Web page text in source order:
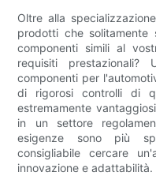
Oltre alla
prodotti che solitamente
componenti simili al
requisiti prestazionali?
componenti per
di rigorosi controlli di
estremamente
in un settore
esigenze sono più
consigliabile cercare
innovazione e adattabilità.